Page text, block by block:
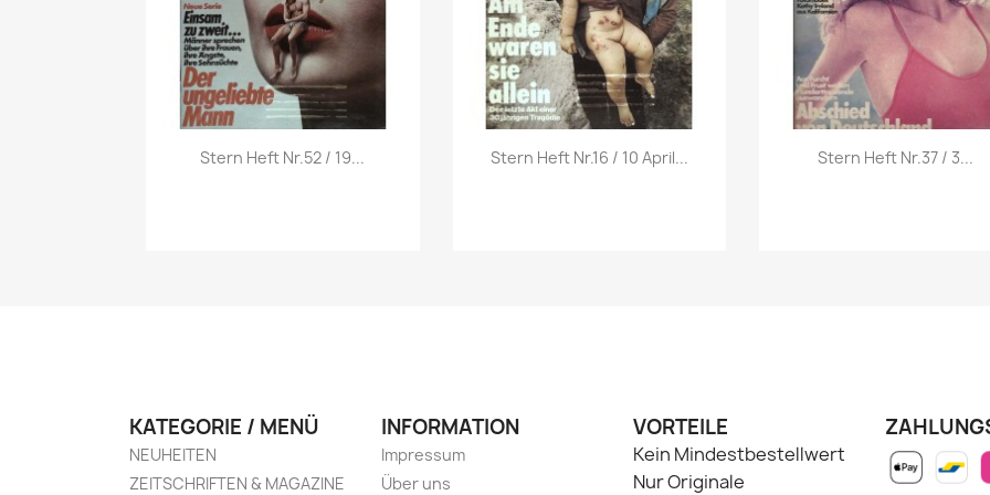
Vorschau
Stern Heft Nr.52 / 19... Vorschau
Stern Heft Nr.16 / 10 April... Vorschau
Stern Heft Nr.37 / 3...
KATEGORIE / MENÜ
NEUHEITEN
ZEITSCHRIFTEN & MAGAZINE
INFORMATION
Impressum
Über uns
VORTEILE
Kein Mindestbestellwert
Nur Originale